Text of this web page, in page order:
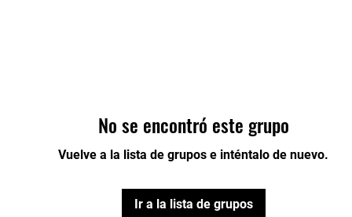
No se encontró este grupo
Vuelve a la lista de grupos e inténtalo de nuevo.
Ir a la lista de grupos